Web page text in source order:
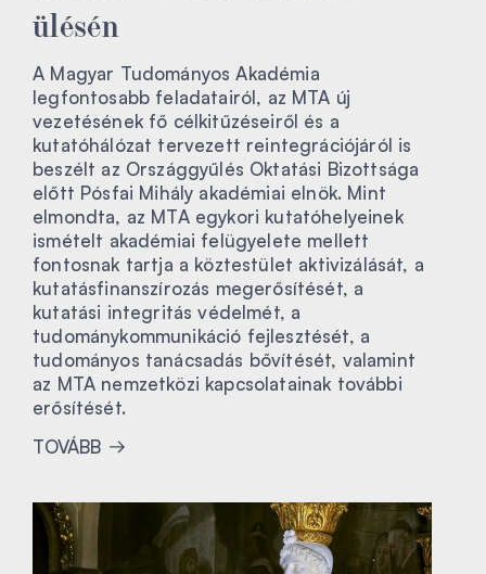
ülésén
A Magyar Tudományos Akadémia
legfontosabb feladatairól, az MTA új
vezetésének fő célkitűzéseiről és a
kutatóhálózat tervezett reintegrációjáról is
beszélt az Országgyűlés Oktatási Bizottsága
előtt Pósfai Mihály akadémiai elnök. Mint
elmondta, az MTA egykori kutatóhelyeinek
ismételt akadémiai felügyelete mellett
fontosnak tartja a köztestület aktivizálását, a
kutatásfinanszírozás megerősítését, a
kutatási integritás védelmét, a
tudománykommunikáció fejlesztését, a
tudományos tanácsadás bővítését, valamint
az MTA nemzetközi kapcsolatainak további
erősítését.
TOVÁBB